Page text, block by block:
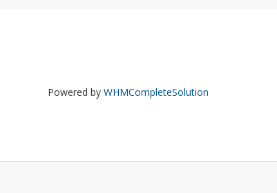
Powered by WHMCompleteSolution